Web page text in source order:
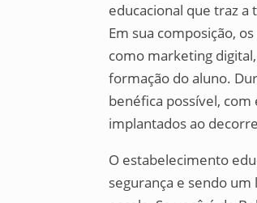
educacional que traz
Em sua composição,
como marketing
formação do aluno.
benéfica possível,
implantados ao
O estabelecimento
segurança e sendo